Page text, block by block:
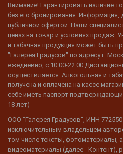
Внимание! Гарантировать наличие
без его бронирования. Информация,
публичной офертой. Наши
ценах на товар и условиях продаж.
и табачная продукция может быть
"Галерея Градусов" по адресу г.
ежедневно, с 10:00-22:00
осуществляется. Алкогольная и
получена и оплачена на кассе
себе иметь паспорт
18 лет)
ООО "Галерея Градусов", ИНН
исключительным владельцем
том числе тексты, фотоматериалы,
видеоматериалы (далее - Контент),